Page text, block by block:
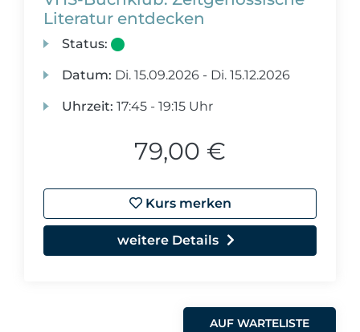
Literatur entdecken
Status:
Datum: Di. 15.09.2026 - Di. 15.12.2026
Uhrzeit: 17:45 - 19:15 Uhr
79,00 €
Kurs merken
weitere Details
AUF WARTELISTE